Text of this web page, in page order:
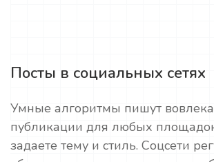
Посты в социальных сетях
Умные алгоритмы пишут
публикации для любых
задаете тему и стиль. Соцсети